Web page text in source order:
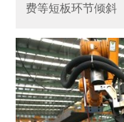
费等短板环节倾斜